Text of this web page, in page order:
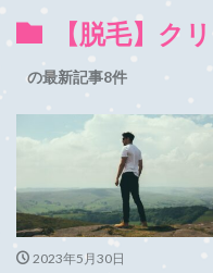
【脱毛】ク
の最新記事8件
2023年5月30日